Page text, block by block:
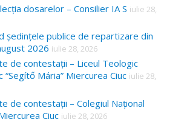
dosarelor – Consilier IA S iulie 28,
ședințele publice de repartizare din
2026 iulie 28, 2026
de contestații – Liceul Teologic
“Segítő Mária” Miercurea Ciuc iulie 28,
de contestații – Colegiul Național
Ciuc iulie 28, 2026